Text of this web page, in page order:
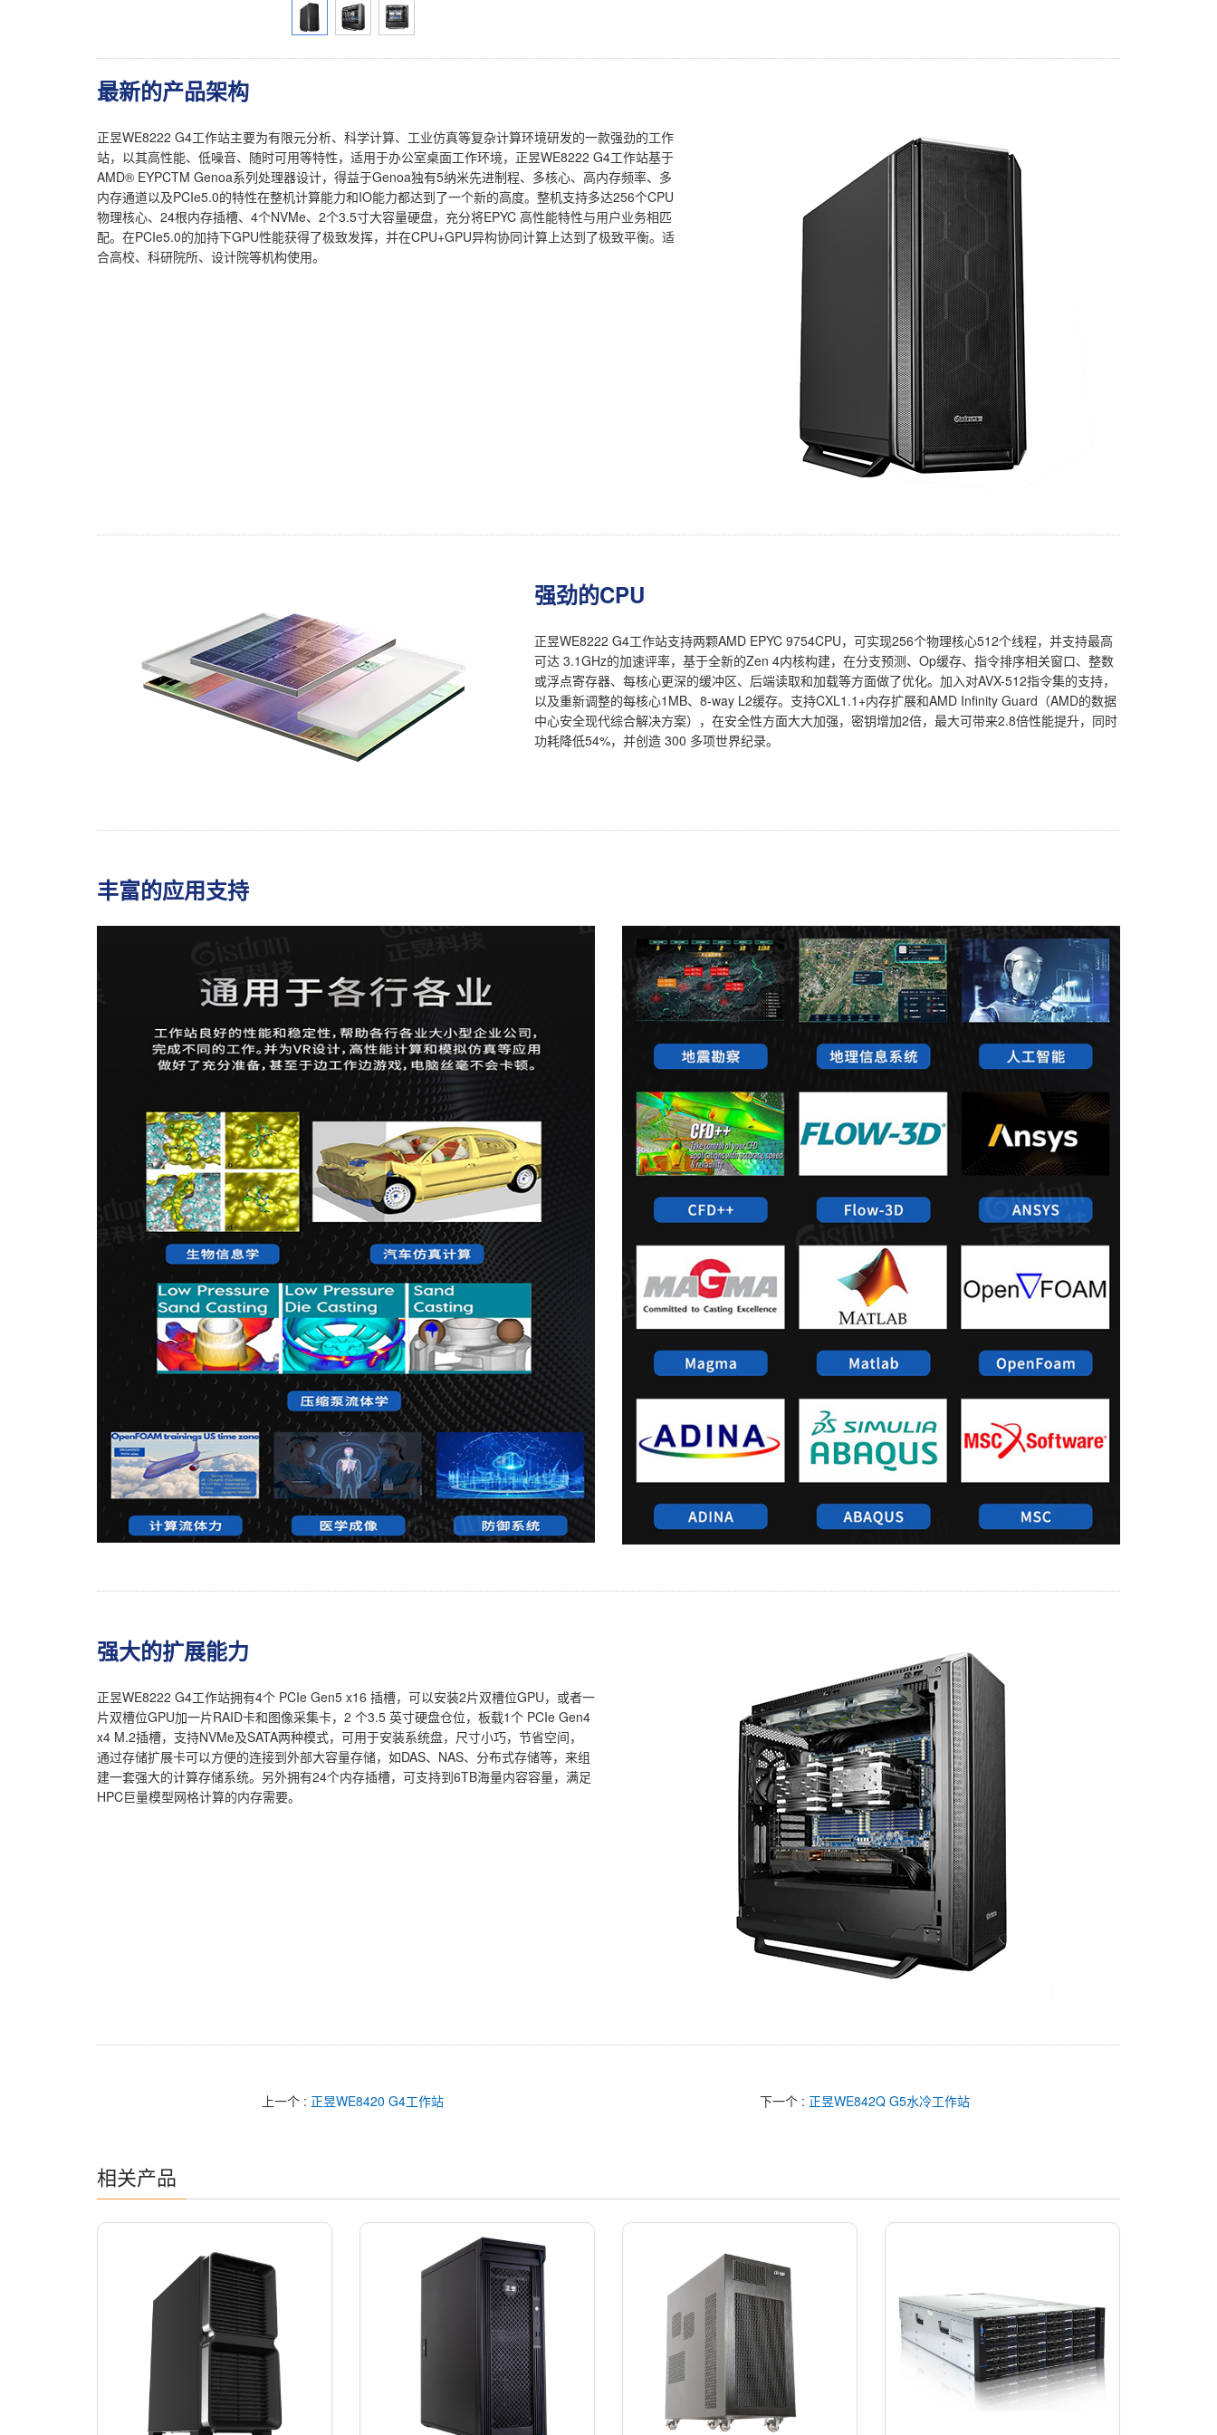
最新的产品架构
正昱WE8222 G4工作站主要为有限元分析、科学计算、工业仿真等复杂计算环境研发的一款强劲的工作
站，以其高性能、低噪音、随时可用等特性，适用于办公室桌面工作环境，正昱WE8222 G4工作站基于
AMD® EYPCTM Genoa系列处理器设计，得益于Genoa独有5纳米先进制程、多核心、高内存频率、多
内存通道以及PCIe5.0的特性在整机计算能力和IO能力都达到了一个新的高度。整机支持多达256个CPU
物理核心、24根内存插槽、4个NVMe、2个3.5寸大容量硬盘，充分将EPYC 高性能特性与用户业务相匹
配。在PCIe5.0的加持下GPU性能获得了极致发挥，并在CPU+GPU异构协同计算上达到了极致平衡。适
合高校、科研院所、设计院等机构使用。
强劲的CPU
正昱WE8222 G4工作站支持两颗AMD EPYC 9754CPU，可实现256个物理核心512个线程，并支持最高
可达 3.1GHz的加速评率，基于全新的Zen 4内核构建，在分支预测、Op缓存、指令排序相关窗口、整数
或浮点寄存器、每核心更深的缓冲区、后端读取和加载等方面做了优化。加入对AVX-512指令集的支持，
以及重新调整的每核心1MB、8-way L2缓存。支持CXL1.1+内存扩展和AMD Infinity Guard（AMD的数据
中心安全现代综合解决方案），在安全性方面大大加强，密钥增加2倍，最大可带来2.8倍性能提升，同时
功耗降低54%，并创造 300 多项世界纪录。
丰富的应用支持
强大的扩展能力
正昱WE8222 G4工作站拥有4个 PCIe Gen5 x16 插槽，可以安装2片双槽位GPU，或者一
片双槽位GPU加一片RAID卡和图像采集卡，2 个3.5 英寸硬盘仓位，板载1个 PCIe Gen4
x4 M.2插槽，支持NVMe及SATA两种模式，可用于安装系统盘，尺寸小巧，节省空间，
通过存储扩展卡可以方便的连接到外部大容量存储，如DAS、NAS、分布式存储等，来组
建一套强大的计算存储系统。另外拥有24个内存插槽，可支持到6TB海量内容容量，满足
HPC巨量模型网格计算的内存需要。
上一个 : 正昱WE8420 G4工作站 下一个 : 正昱WE842Q G5水冷工作站
相关产品